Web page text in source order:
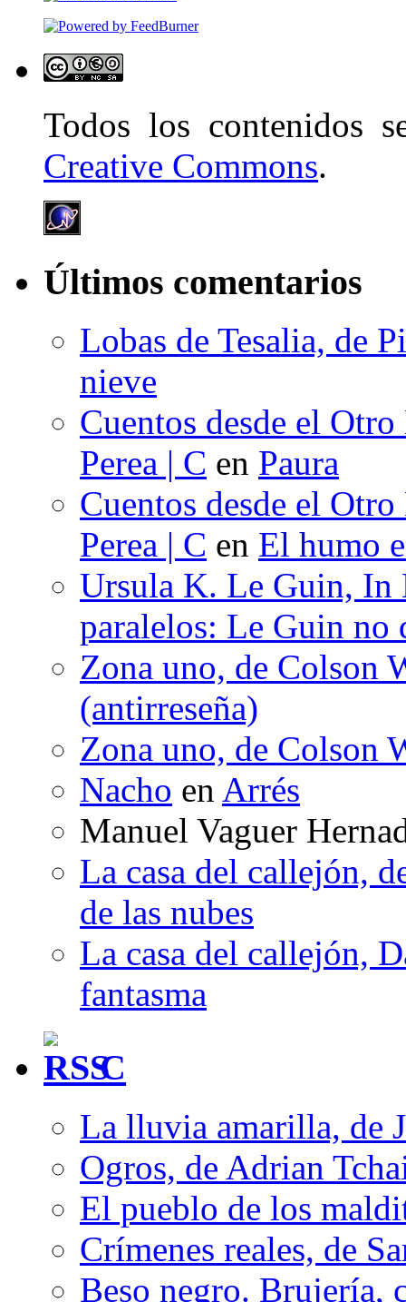
Todos los contenidos
Creative Commons.
Últimos comentarios
Lobas de Tesalia, de
nieve
Cuentos desde el
Perea | C en Paura
Cuentos desde el
Perea | C en El humo
Ursula K. Le Guin, In
paralelos: Le Guin no
Zona uno, de Colson
(antirreseña)
Zona uno, de Colson
Nacho en Arrés
Manuel Vaguer
La casa del callejón,
de las nubes
La casa del callejón,
fantasma
C
La lluvia amarilla, de
Ogros, de Adrian
El pueblo de los
Crímenes reales, de
Beso negro. Brujería,